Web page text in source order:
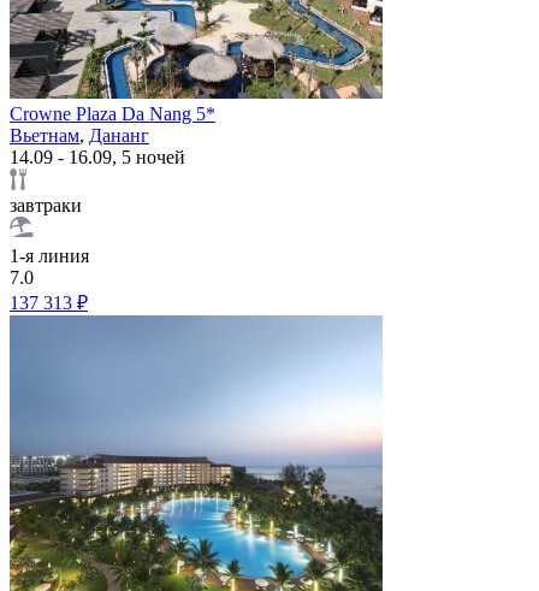
Crowne Plaza Da Nang 5*
Вьетнам, Дананг
14.09 - 16.09, 5 ночей
завтраки
1-я линия
7.0
137 313 ₽